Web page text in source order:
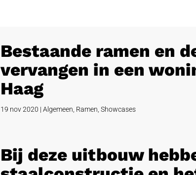
Bestaande ramen en
vervangen in een
Haag
19 nov 2020 | Algemeen Ramen Showcases
Bij deze uitbouw